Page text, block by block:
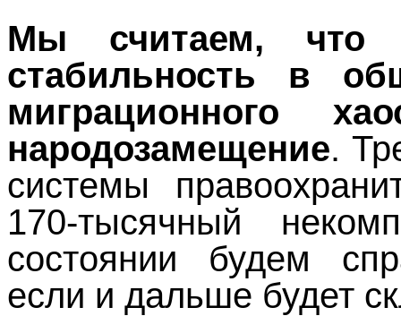
Мы считаем, что
стабильность в
миграционного
народозамещение.
системы
170-тысячный
состоянии будем
если и дальше будет